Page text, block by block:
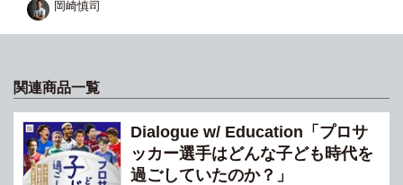
岡崎慎司
関連商品一覧
Dialogue w/ Education「プロサ
ッカー選手はどんな子ども時代を
過ごしていたのか？」